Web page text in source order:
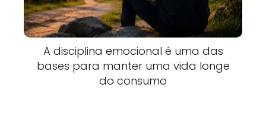
A disciplina emocional é uma das
bases para manter uma vida longe
do consumo